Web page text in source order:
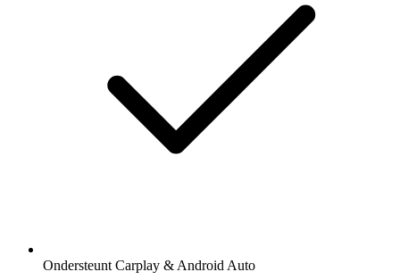
Ondersteunt Carplay & Android Auto